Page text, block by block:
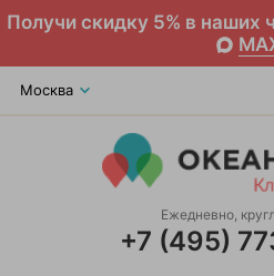
Получи скидку 5% в наших
Москва
Ежедневно,
+7 (495)